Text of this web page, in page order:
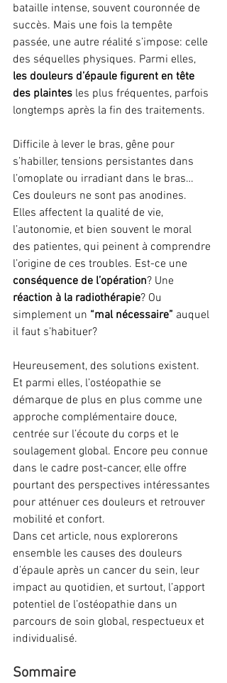
bataille intense, souvent couronnée de
succès. Mais une fois la tempête
passée, une autre réalité s’impose: celle
des séquelles physiques. Parmi elles,
les douleurs d’épaule figurent en tête
des plaintes les plus fréquentes, parfois
longtemps après la fin des traitements.
Difficile à lever le bras, gêne pour
s’habiller, tensions persistantes dans
l’omoplate ou irradiant dans le bras…
Ces douleurs ne sont pas anodines.
Elles affectent la qualité de vie,
l’autonomie, et bien souvent le moral
des patientes, qui peinent à comprendre
l’origine de ces troubles. Est-ce une
conséquence de l’opération? Une
réaction à la radiothérapie? Ou
simplement un “mal nécessaire” auquel
il faut s’habituer?
Heureusement, des solutions existent.
Et parmi elles, l’ostéopathie se
démarque de plus en plus comme une
approche complémentaire douce,
centrée sur l’écoute du corps et le
soulagement global. Encore peu connue
dans le cadre post-cancer, elle offre
pourtant des perspectives intéressantes
pour atténuer ces douleurs et retrouver
mobilité et confort.
Dans cet article, nous explorerons
ensemble les causes des douleurs
d’épaule après un cancer du sein, leur
impact au quotidien, et surtout, l’apport
potentiel de l’ostéopathie dans un
parcours de soin global, respectueux et
individualisé.
Sommaire